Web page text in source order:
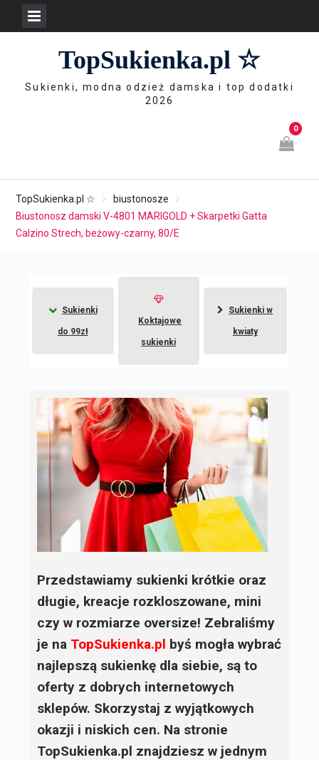
TopSukienka.pl ☆
Sukienki, modna odzież damska i top dodatki
2026
0
TopSukienka.pl ☆
biustonosze
Biustonosz damski V-4801 MARIGOLD + Skarpetki Gatta
Calzino Strech, beżowy-czarny, 80/E
Sukienki
do 99zł
Koktajowe
sukienki
Sukienki w
kwiaty
Przedstawiamy sukienki krótkie oraz
długie, kreacje rozkloszowane, mini
czy w rozmiarze oversize! Zebraliśmy
je na TopSukienka.pl byś mogła wybrać
najlepszą sukienkę dla siebie, są to
oferty z dobrych internetowych
sklepów. Skorzystaj z wyjątkowych
okazji i niskich cen. Na stronie
TopSukienka.pl znajdziesz w jednym